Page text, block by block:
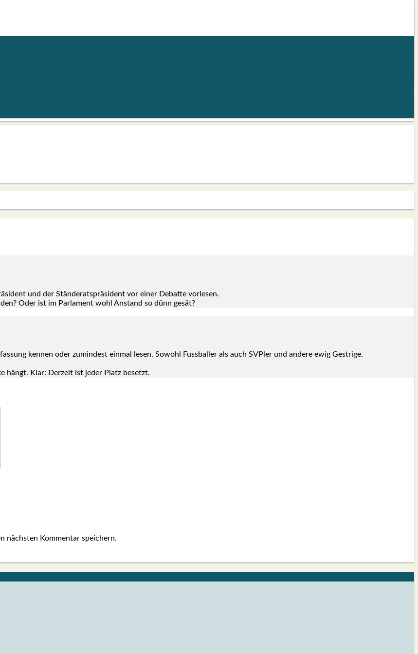
und der Stän­de­rats­prä­si­dent vor einer Debat­te vor­le­sen.
Oder ist im Par­la­ment wohl Anstand so dünn gesät?
ken­nen oder zumin­dest ein­mal lesen. Sowohl Fuss­bal­ler als auch SVPler und ande­re ewig Gest­ri­ge.
hängt. Klar: Der­zeit ist jeder Platz besetzt.
nächsten Kommentar speichern.